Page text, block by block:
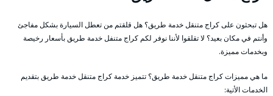
هل تبحثون على كراج متنقل خدمة طريق؟ هل قلقتم من تعطل السيارة بشكل مفاجئ
وأنتم في مكان بعيد؟ لا تقلقوا لأننا نوفر لكم كراج متنفل خدمة طريق بأسعار رخيصة
وبخدمات مميزة.
ما هي مميزات كراج متنقل خدمة طريق؟ تتميز خدمة كراج متنقل خدمة طريق بتقديم
الخدمات الأتية: